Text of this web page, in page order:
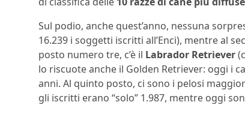
Sul podio, anche quest’anno, nessuna
16.239 i soggetti iscritti all’Enci), mentre al
posto numero tre, c’è il Labrador Retriever
lo riscuote anche il Golden Retriever: oggi i
anni. Al quinto posto, ci sono i pelosi
gli iscritti erano “solo” 1.987, mentre oggi